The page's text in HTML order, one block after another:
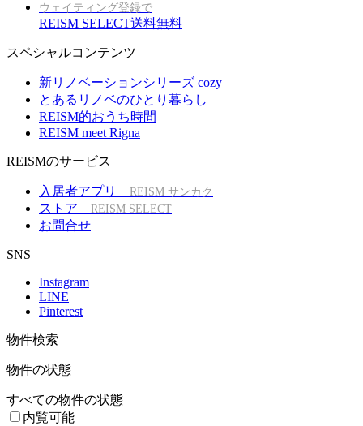
ウェイティング登録で
REISM SELECT送料無料
スペシャルコンテンツ
新リノベーションシリーズ cozy
とあるリノベのひとり暮らし
REISM的おうち時間
REISM meet Rigna
REISMのサービス
入居者アプリ REISM サンカク
ストア REISM SELECT
お問合せ
SNS
Instagram
LINE
Pinterest
物件検索
物件の状態
すべての物件の状態
内覧可能